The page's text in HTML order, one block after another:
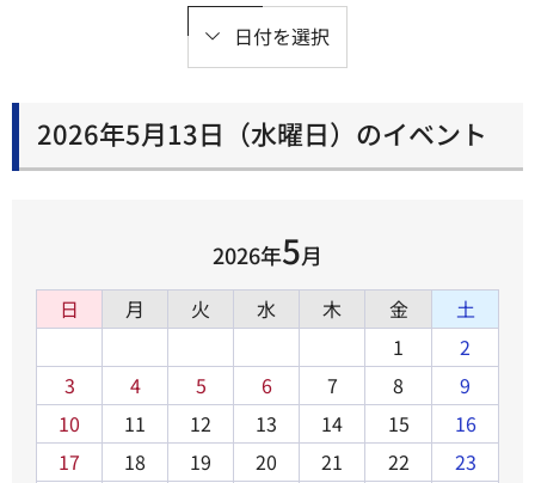
日付を選択
2026年5月13日（水曜日）のイベント
2026年5月
日 月 火 水 木 金
土
1
2
3
4 5 6 7 8
9
10
11 12 13 14 15
16
17
18 19 20 21 22
23